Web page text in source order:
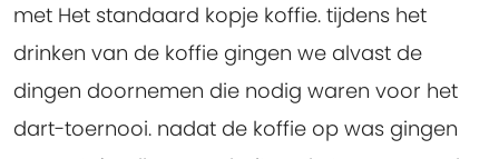
met Het standaard kopje koffie. tijdens het
drinken van de koffie gingen we alvast de
dingen doornemen die nodig waren voor het
dart-toernooi. nadat de koffie op was gingen